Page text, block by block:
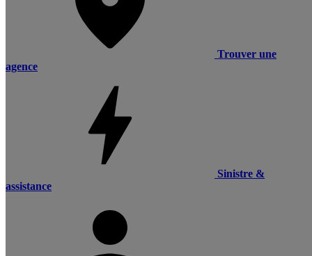
Trouver une
agence
Sinistre &
assistance